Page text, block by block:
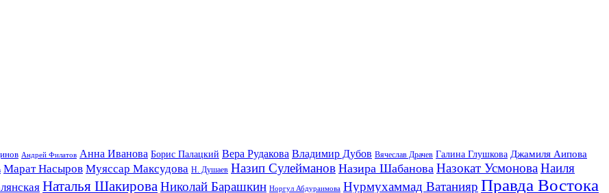
Андрей Филатов Анна Иванова Борис Палацкий Вера Рудакова Владимир Дубов Вячеслав Драчев Галина Глушкова Джамиля Аипова
Марат Насыров Муяссар Максудова Н. Душаев Назип Сулейманов Назира Шабанова Назокат УсмоноваНаиля
Наталья Шакирова Николай Барашкин Норгул Абдураимова Нурмухаммад Ватанияр Правда Востока